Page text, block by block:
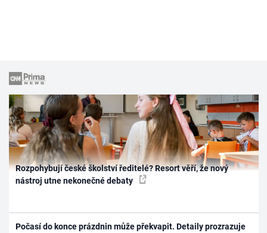
Rozpohybují české školství ředitelé? Resort věří, že nový
nástroj utne nekonečné debaty
Počasí do konce prázdnin může překvapit. Detaily prozrazuje